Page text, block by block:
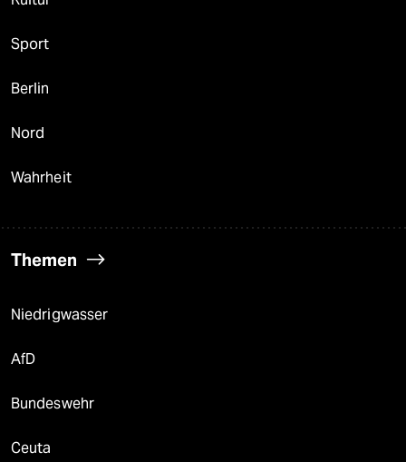
Sport
Berlin
Nord
Wahrheit
Themen
Niedrigwasser
AfD
Bundeswehr
Ceuta